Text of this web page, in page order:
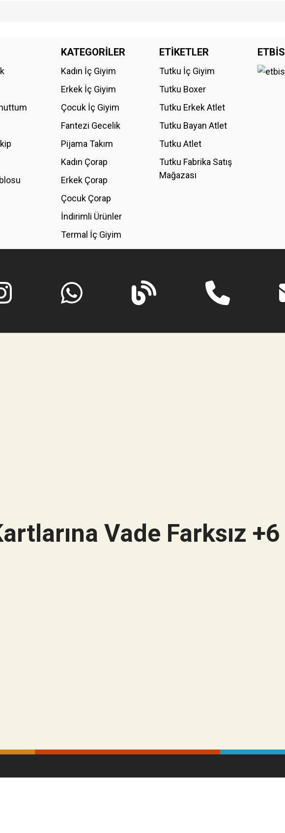
Bu ürüne ilk yorumu siz yapın!
KATEGORİLER
Kadın İç Giyim
Erkek İç Giyim
Çocuk İç Giyim
Fantezi Gecelik
Pijama Takım
Kadın Çorap
Erkek Çorap
Çocuk Çorap
İndirimli Ürünler
Termal İç Giyim
ETİKETLER
Tutku İç Giyim
Tutku Boxer
Tutku Erkek Atlet
Tutku Bayan Atlet
Tutku Atlet
Tutku Fabrika Satış
Mağazası
ETBİS
Vade Farksız